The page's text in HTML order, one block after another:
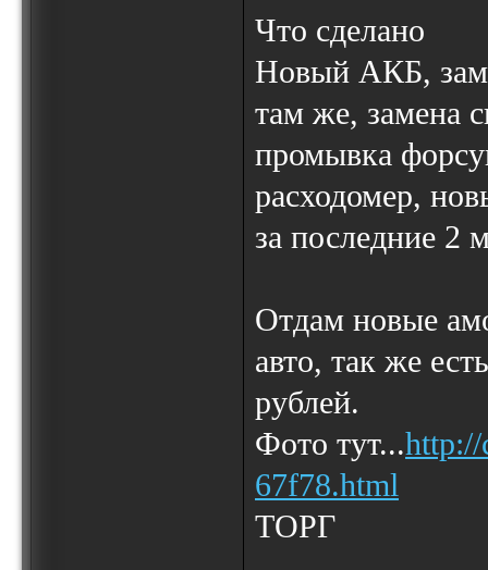
Что сделано
Новый АКБ,
там же, замена
промывка
расходомер,
за последние 2
Отдам новые
авто, так же
рублей.
Фото тут...http://
67f78.html
ТОРГ